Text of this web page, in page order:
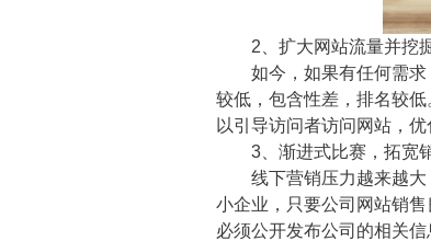
2、扩大网站流量并挖
如今，如果有任何需求
较低，包含性差，排名较
以引导访问者访问网站，
3、渐进式比赛，拓宽
线下营销压力越来越大
小企业，只要公司网站销
必须公开发布公司的相关